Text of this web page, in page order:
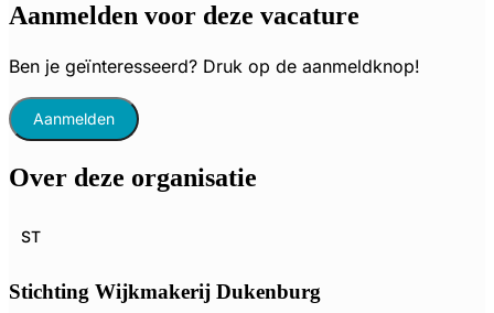
Aanmelden voor deze vacature
Ben je geïnteresseerd? Druk op de aanmeldknop!
Aanmelden
Over deze organisatie
ST
Stichting Wijkmakerij Dukenburg